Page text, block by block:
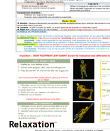
Relaxation